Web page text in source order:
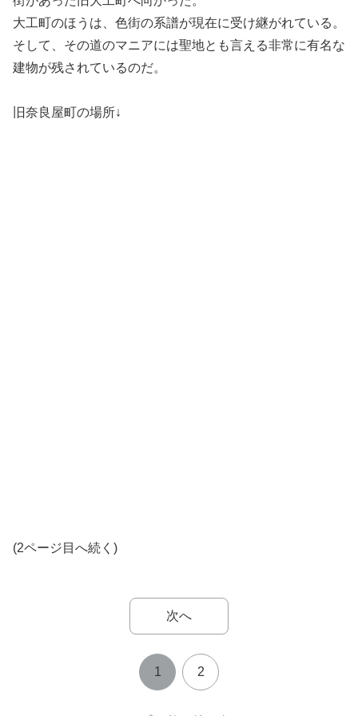
大工町のほうは、色街の系譜が現在に受け継がれている。
そして、その道のマニアには聖地とも言える非常に有名な
建物が残されているのだ。
旧奈良屋町の場所↓
(2ページ目へ続く)
次へ
1 2